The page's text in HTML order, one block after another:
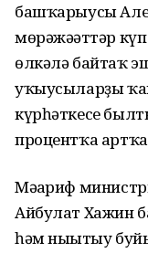
башҡарыусы
мөрәжәғәттәр
өлкәлә байтаҡ
уҡыусыларҙы
күрһәткесе
процентҡа
Мәғариф
Айбулат Хажин
һәм нығытыу